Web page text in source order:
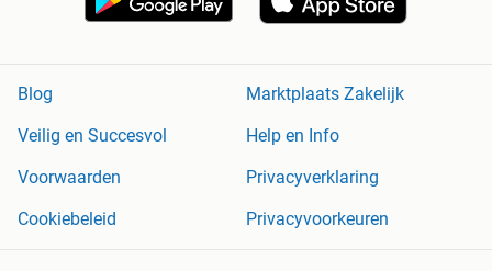
Blog
Marktplaats Zakelijk
Veilig en Succesvol
Help en Info
Voorwaarden
Privacyverklaring
Cookiebeleid
Privacyvoorkeuren